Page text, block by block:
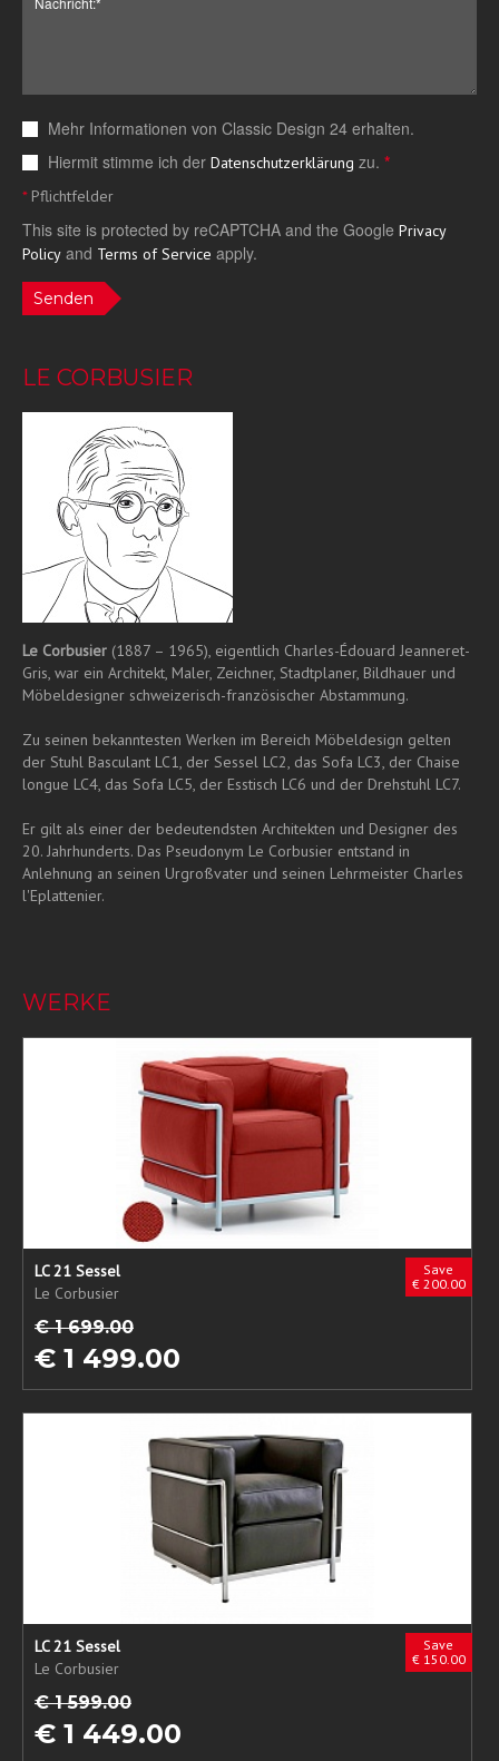
Mehr Informationen von Classic Design 24 erhalten.
Hiermit stimme ich der Datenschutzerklärung zu. *
*Pflichtfelder
This site is protected by reCAPTCHA and the Google Privacy
Policy and Terms of Service apply.
Senden
LE CORBUSIER
Le Corbusier (1887 – 1965), eigentlich Charles-Édouard Jeanneret-
Gris, war ein Architekt, Maler, Zeichner, Stadtplaner, Bildhauer und
Möbeldesigner schweizerisch-französischer Abstammung.
Zu seinen bekanntesten Werken im Bereich Möbeldesign gelten
der Stuhl Basculant LC1, der Sessel LC2, das Sofa LC3, der Chaise
longue LC4, das Sofa LC5, der Esstisch LC6 und der Drehstuhl LC7.
Er gilt als einer der bedeutendsten Architekten und Designer des
20. Jahrhunderts. Das Pseudonym Le Corbusier entstand in
Anlehnung an seinen Urgroßvater und seinen Lehrmeister Charles
l'Eplattenier.
WERKE
Save
€ 200.00
LC 21 Sessel
Le Corbusier
€ 1 699.00
€ 1 499.00
Save
€ 150.00
LC 21 Sessel
Le Corbusier
€ 1 599.00
€ 1 449.00